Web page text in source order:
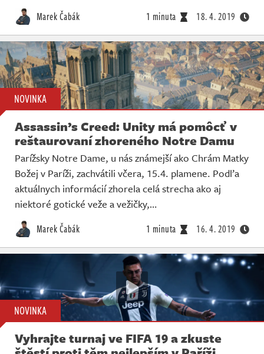
Marek Čabák 1 minuta 18. 4. 2019
NOVINKA
Assassin’s Creed: Unity má pomôcť v
reštaurovaní zhoreného Notre Damu
Parížsky Notre Dame, u nás známejší ako Chrám Matky
Božej v Paríži, zachvátili včera, 15.4. plamene. Podľa
aktuálnych informácií zhorela celá strecha ako aj
niektoré gotické veže a vežičky,…
Marek Čabák 1 minuta 16. 4. 2019
NOVINKA
Vyhrajte turnaj ve FIFA 19 a zkuste